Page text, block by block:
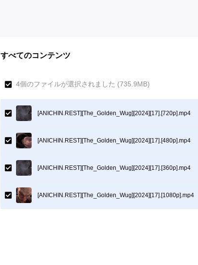
すべてのコンテンツ
4個のファイルが選択されました (735.9MB)
[ANICHIN.REST][The_Golden_Wug][2024][17].[720p].mp4
[ANICHIN.REST][The_Golden_Wug][2024][17].[480p].mp4
[ANICHIN.REST][The_Golden_Wug][2024][17].[360p].mp4
[ANICHIN.REST][The_Golden_Wug][2024][17].[1080p].mp4